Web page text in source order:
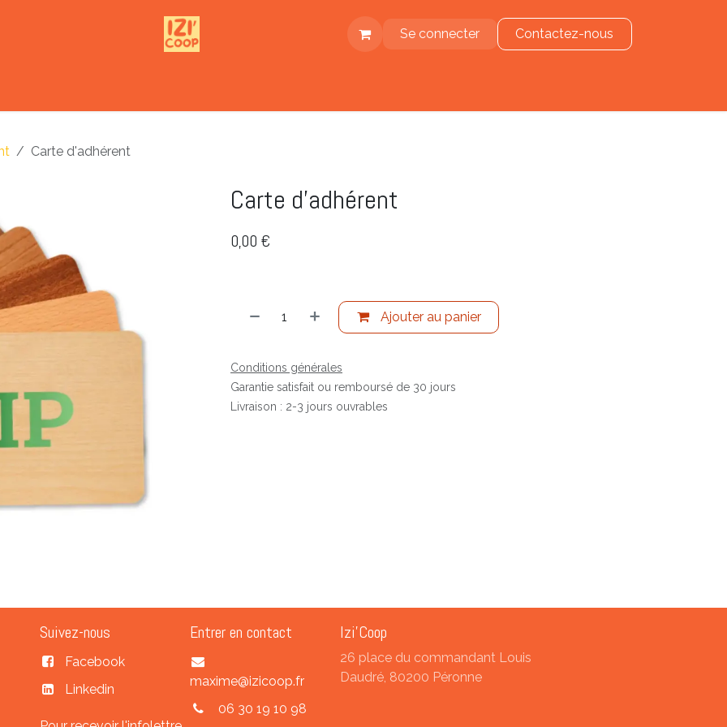
Se connecter Contactez-nous
Carte d'adhérent
Carte d'adhérent
0,00 €
Ajouter au panier
Conditions générales
Garantie satisfait ou remboursé de 30 jours
Livraison : 2-3 jours ouvrables
Suivez-nous
Facebook
Linkedin
Entrer en contact
maxime@izicoop.fr
06 30 19 10 98
Izi'Coop
26 place du commandant Louis
Daudré, 80200 Péronne